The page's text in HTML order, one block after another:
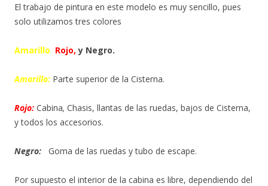
El trabajo de pintura en este modelo es muy sencillo, pues
solo utilizamos tres colores
Amarillo Rojo, y Negro.
Amarillo: Parte superior de la Cisterna.
Rojo: Cabina, Chasis, llantas de las ruedas, bajos de Cisterna,
y todos los accesorios.
Negro: Goma de las ruedas y tubo de escape.
Por supuesto el interior de la cabina es libre, dependiendo del